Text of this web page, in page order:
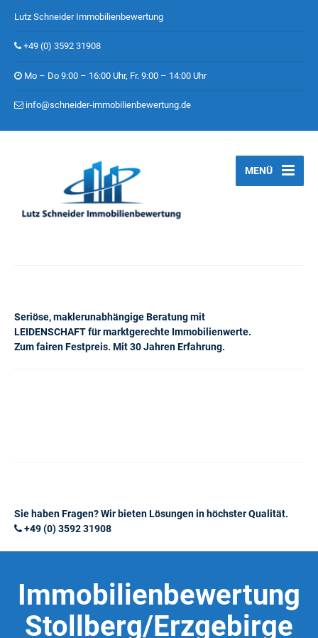
Lutz Schneider Immobilienbewertung
+49 (0) 3592 31908
Mo – Do 9:00 – 16:00 Uhr, Fr. 9:00 – 14:00 Uhr
info@schneider-immobilienbewertung.de
Seriöse, maklerunabhängige Beratung mit
LEIDENSCHAFT für marktgerechte Immobilienwerte.
Zum fairen Festpreis. Mit 30 Jahren Erfahrung.
MENÜ
Sie haben Fragen? Wir bieten Lösungen in höchster Qualität.
+49 (0) 3592 31908
Immobilienbewertung
Stollberg/Erzgebirge